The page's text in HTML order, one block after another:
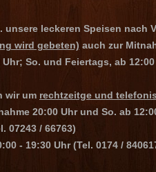
unsere leckeren Speisen nach
wird gebeten) auch zur
So. und Feiertags, ab
wir um rechtzeitge und
20:00 Uhr und So. ab
07243 / 66763)
- 19:30 Uhr (Tel. 0174 /